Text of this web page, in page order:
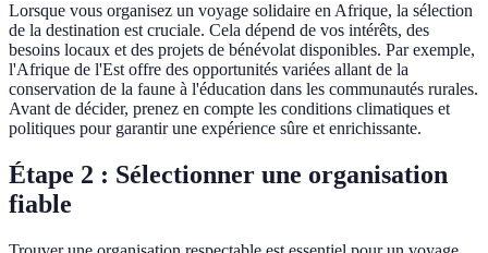
Lorsque vous organisez un voyage solidaire en Afrique, la sélection
de la destination est cruciale. Cela dépend de vos intérêts, des
besoins locaux et des projets de bénévolat disponibles. Par exemple,
l'Afrique de l'Est offre des opportunités variées allant de la
conservation de la faune à l'éducation dans les communautés rurales.
Avant de décider, prenez en compte les conditions climatiques et
politiques pour garantir une expérience sûre et enrichissante.
Étape 2 : Sélectionner une organisation
fiable